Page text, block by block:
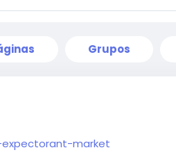
Grupos
market